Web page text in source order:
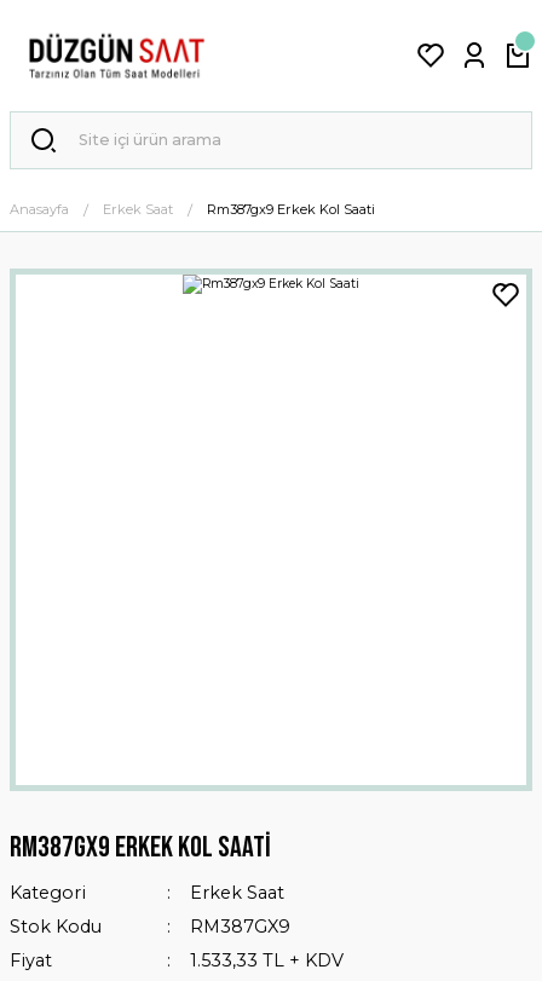
Anasayfa Erkek Saat Rm387gx9 Erkek Kol Saati
Rm387gx9 Erkek Kol Saati
Kategori
Erkek Saat
Stok Kodu
RM387GX9
Fiyat
1.533,33 TL + KDV